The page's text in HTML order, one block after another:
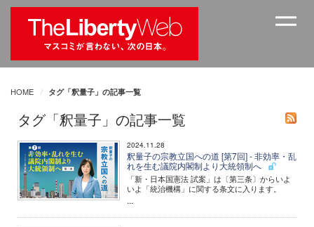
HOME タグ「釈量子」の記事一覧
タグ「釈量子」の記事一覧
2024.11.28
釈量子の宗教立国への道 [第7回] - 非効率・乱
れを生む議院内閣制より大統領制へ
「新・日本国憲法 試案」は〔第三条〕からいよ
いよ「統治機構」に関する条文に入ります。
...